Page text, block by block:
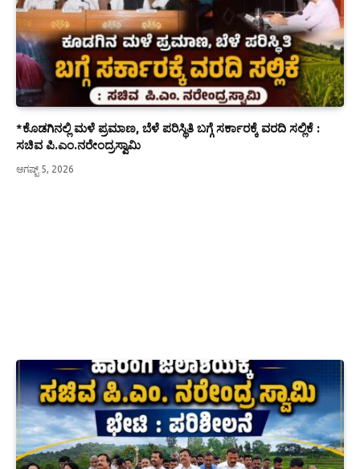
*ಕೊಡಗಿನಲ್ಲಿ ಮಳೆ ಪ್ರಮಾಣ, ಬೆಳೆ ಪರಿಸ್ಥಿತಿ ಬಗ್ಗೆ ಸರ್ಕಾರಕ್ಕೆ ವರದಿ ಸಲ್ಲಿಕೆ :
ಸಚಿವ ಪಿ.ಎಂ.ನರೇಂದ್ರಸ್ವಾಮಿ
ಆಗಷ್ಟ್ 5, 2026